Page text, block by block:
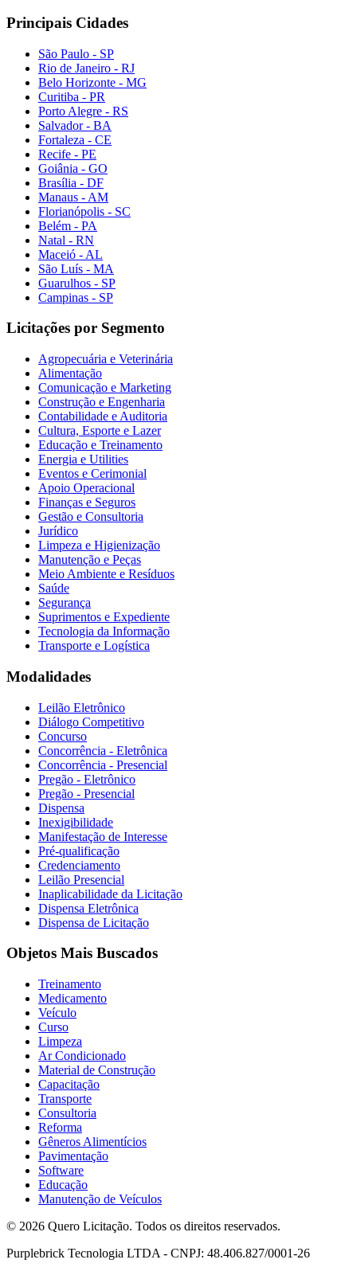
Principais Cidades
São Paulo - SP
Rio de Janeiro - RJ
Belo Horizonte - MG
Curitiba - PR
Porto Alegre - RS
Salvador - BA
Fortaleza - CE
Recife - PE
Goiânia - GO
Brasília - DF
Manaus - AM
Florianópolis - SC
Belém - PA
Natal - RN
Maceió - AL
São Luís - MA
Guarulhos - SP
Campinas - SP
Licitações por Segmento
Agropecuária e Veterinária
Alimentação
Comunicação e Marketing
Construção e Engenharia
Contabilidade e Auditoria
Cultura, Esporte e Lazer
Educação e Treinamento
Energia e Utilities
Eventos e Cerimonial
Apoio Operacional
Finanças e Seguros
Gestão e Consultoria
Jurídico
Limpeza e Higienização
Manutenção e Peças
Meio Ambiente e Resíduos
Saúde
Segurança
Suprimentos e Expediente
Tecnologia da Informação
Transporte e Logística
Modalidades
Leilão Eletrônico
Diálogo Competitivo
Concurso
Concorrência - Eletrônica
Concorrência - Presencial
Pregão - Eletrônico
Pregão - Presencial
Dispensa
Inexigibilidade
Manifestação de Interesse
Pré-qualificação
Credenciamento
Leilão Presencial
Inaplicabilidade da Licitação
Dispensa Eletrônica
Dispensa de Licitação
Objetos Mais Buscados
Treinamento
Medicamento
Veículo
Curso
Limpeza
Ar Condicionado
Material de Construção
Capacitação
Transporte
Consultoria
Reforma
Gêneros Alimentícios
Pavimentação
Software
Educação
Manutenção de Veículos
© 2026 Quero Licitação. Todos os direitos reservados.
Purplebrick Tecnologia LTDA - CNPJ: 48.406.827/0001-26